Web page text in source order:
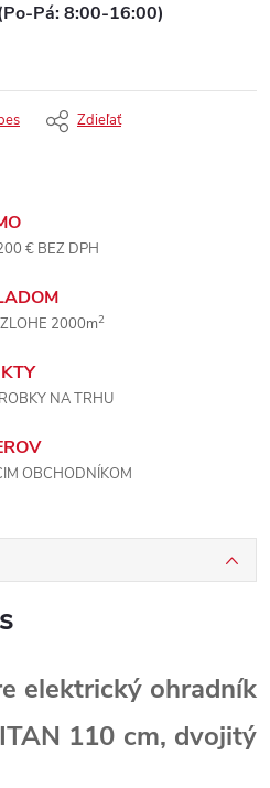
Pá: 8:00-16:00)
Zdieľať
€ BEZ DPH
2000m2
NA TRHU
OBCHODNÍKOM
elektrický ohradník
110 cm, dvojitý